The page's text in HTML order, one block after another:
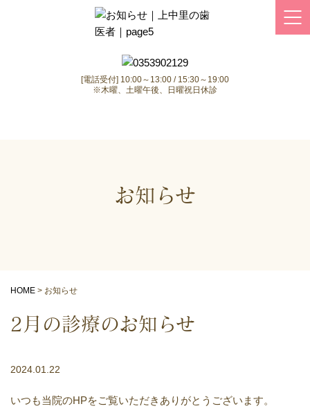
[電話受付] 10:00～13:00 / 15:30～19:00
※木曜、土曜午後、日曜祝日休診
お知らせ
HOME > お知らせ
2月の診療のお知らせ
2024.01.22
いつも当院のHPをご覧いただきありがとうございます。